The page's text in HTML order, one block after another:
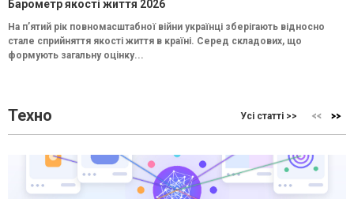
Барометр якості життя 2026
На п’ятий рік повномасштабної війни українці зберігають відносно
стале сприйняття якості життя в країні. Серед складових, що
формують загальну оцінку...
Техно Усі статті >>